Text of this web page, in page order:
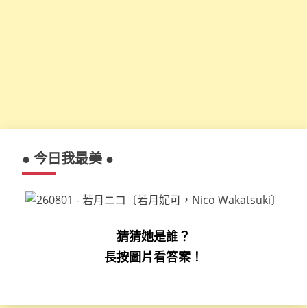
● 今日我最美 ●
猜猜她是誰？
長按圖片看答案！